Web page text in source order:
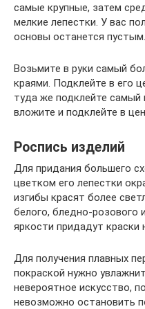
самые крупные, затем
мелкие лепестки. У вас
основы останется пустым.
Возьмите в руки самый
краями. Подклейте в его
туда же подклейте самый
вложите и подклейте в
Роспись изделий
Для придания большего
цветком его лепестки
изгибы красят более
белого, бледно-розового
яркости придадут краски
Для получения плавных
покраской нужно
невероятное искусство,
невозможно остановить